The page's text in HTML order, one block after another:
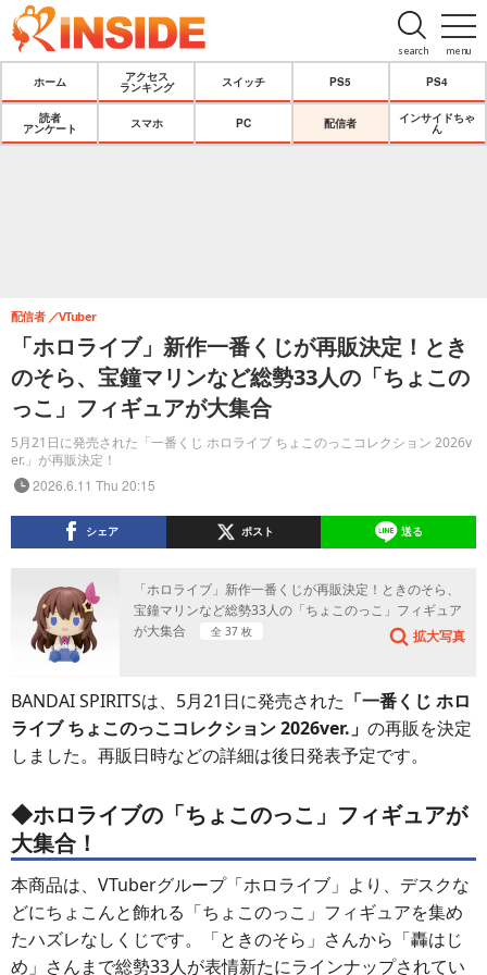
menu
search
ホーム
アクセス
ランキング
スイッチ PS5 PS4
読者
アンケート
スマホ PC 配信者
インサイドちゃ
ん
「ホロライブ」新作一番くじが再販決定！とき
のそら、宝鐘マリンなど総勢33人の「ちょこの
っこ」フィギュアが大集合
5月21日に発売された「一番くじ ホロライブ ちょこのっこコレクション 2026v
er.」が再販決定！
配信者 VTuber
2026.6.11 Thu 20:15
シェア ポスト 送る
「ホロライブ」新作一番くじが再販決定！ときのそら、
宝鐘マリンなど総勢33人の「ちょこのっこ」フィギュア
が大集合
全 37 枚 拡大写真
BANDAI SPIRITSは、5月21日に発売された 「一番くじ ホロ
ライブ ちょこのっこコレクション 2026ver.」 の再販を決定
しました。再販日時などの詳細は後日発表予定です。
◆ホロライブの「ちょこのっこ」フィギュアが
大集合！
本商品は、VTuberグループ「ホロライブ」より、デスクな
どにちょこんと飾れる「ちょこのっこ」フィギュアを集め
たハズレなしくじです。「ときのそら」さんから「轟はじ
め」さんまで総勢33人が表情新たにラインナップされてい